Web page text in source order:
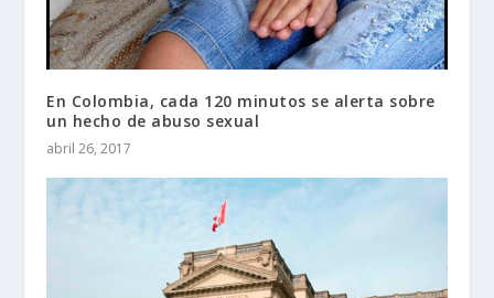
En Colombia, cada 120 minutos se alerta sobre
un hecho de abuso sexual
abril 26, 2017